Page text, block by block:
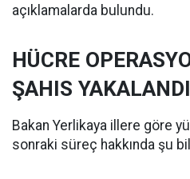
açıklamalarda bulundu.
HÜCRE
ŞAHIS
Bakan Yerlikaya illere göre
sonraki süreç hakkında şu